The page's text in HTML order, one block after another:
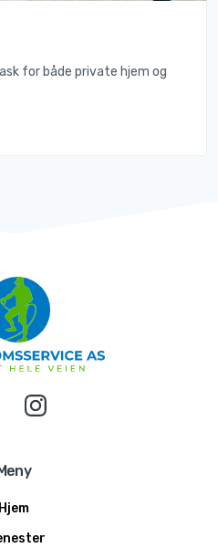
for både private hjem og
Meny
Hjem